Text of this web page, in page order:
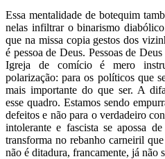
Essa mentalidade de botequim
nelas infiltrar o binarismo
que na missa copia gestos dos
é pessoa de Deus. Pessoas de
Igreja de comício é mero
polarização: para os políticos que
mais importante do que ser. A
esse quadro. Estamos sendo
defeitos e não para o verdadeiro
intolerante e fascista se apossa
transforma no rebanho carneiril
não é ditadura, francamente, já não